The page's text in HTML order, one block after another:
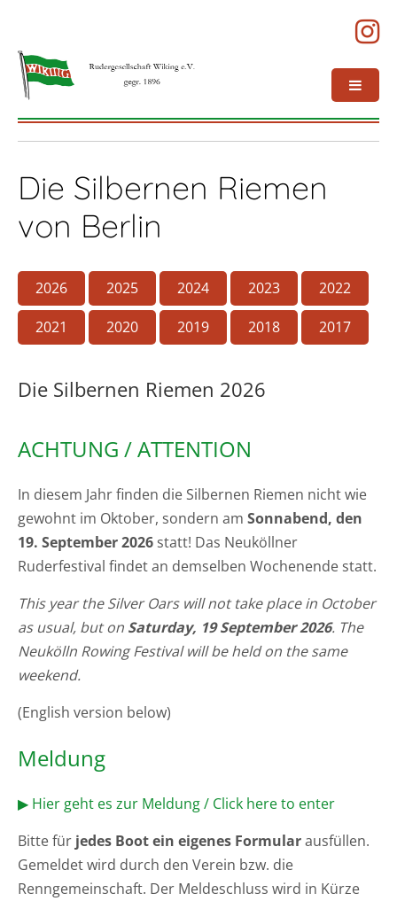
Die Silbernen Riemen
von Berlin
2026 2025 2024 2023
2022
2021
2020 2019 2018 2017
Die Silbernen Riemen 2026
ACHTUNG / ATTENTION
In diesem Jahr finden die Silbernen Riemen nicht wie
gewohnt im Oktober, sondern am Sonnabend, den
19. September 2026 statt! Das Neuköllner
Ruderfestival findet an demselben Wochenende statt.
This year the Silver Oars will not take place in October
as usual, but on Saturday, 19 September 2026. The
Neukölln Rowing Festival will be held on the same
weekend.
(English version below)
Meldung
▶ Hier geht es zur Meldung / Click here to enter
Bitte für jedes Boot ein eigenes Formularausfüllen.
Gemeldet wird durch den Verein bzw. die
Renngemeinschaft. Der Meldeschluss wird in Kürze